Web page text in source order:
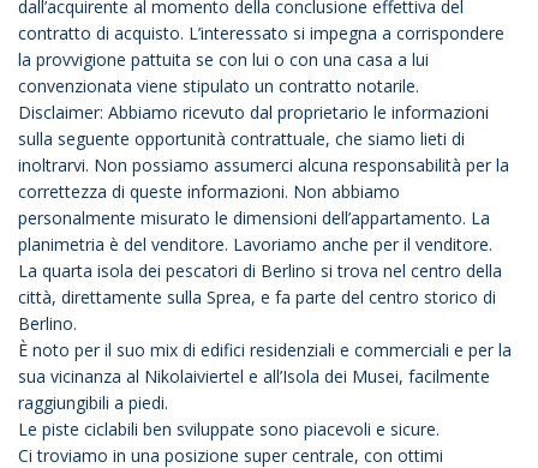
dall’acquirente al momento della conclusione effettiva del
contratto di acquisto. L’interessato si impegna a corrispondere
la provvigione pattuita se con lui o con una casa a lui
convenzionata viene stipulato un contratto notarile.
Disclaimer: Abbiamo ricevuto dal proprietario le informazioni
sulla seguente opportunità contrattuale, che siamo lieti di
inoltrarvi. Non possiamo assumerci alcuna responsabilità per la
correttezza di queste informazioni. Non abbiamo
personalmente misurato le dimensioni dell’appartamento. La
planimetria è del venditore. Lavoriamo anche per il venditore.
La quarta isola dei pescatori di Berlino si trova nel centro della
città, direttamente sulla Sprea, e fa parte del centro storico di
Berlino.
È noto per il suo mix di edifici residenziali e commerciali e per la
sua vicinanza al Nikolaiviertel e all’Isola dei Musei, facilmente
raggiungibili a piedi.
Le piste ciclabili ben sviluppate sono piacevoli e sicure.
Ci troviamo in una posizione super centrale, con ottimi